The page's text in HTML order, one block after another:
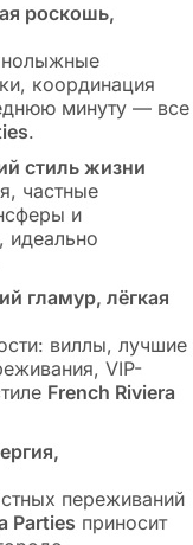
роскошь,
координация
минуту — все
.
стиль жизни
частные
и
гламур, лёгкая
виллы, лучшие
VIP-
French Riviera
переживаний
Parties приносит